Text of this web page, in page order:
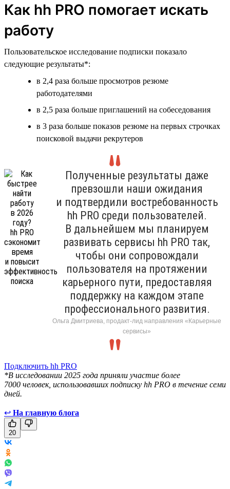
Как hh PRO помогает искать
работу
Пользовательское исследование подписки показало
следующие результаты*:
в 2,4 раза больше просмотров резюме
работодателями
в 2,5 раза больше приглашений на собеседования
в 3 раза больше показов резюме на первых строчках
поисковой выдачи рекрутеров
Полученные результаты даже
превзошли наши ожидания
и подтвердили востребованность
hh PRO среди пользователей.
В дальнейшем мы планируем
развивать сервисы hh PRO так,
чтобы они сопровождали
пользователя на протяжении
карьерного пути, предоставляя
поддержку на каждом этапе
профессионального развития.
Ольга Дмитриева, продакт-лид направления «Карьерные
сервисы»
Подключить hh PRO
*В исследовании 2025 года приняли участие более
7000 человек, использовавших подписку hh PRO в течение семи
дней.
↩ На главную блога
20